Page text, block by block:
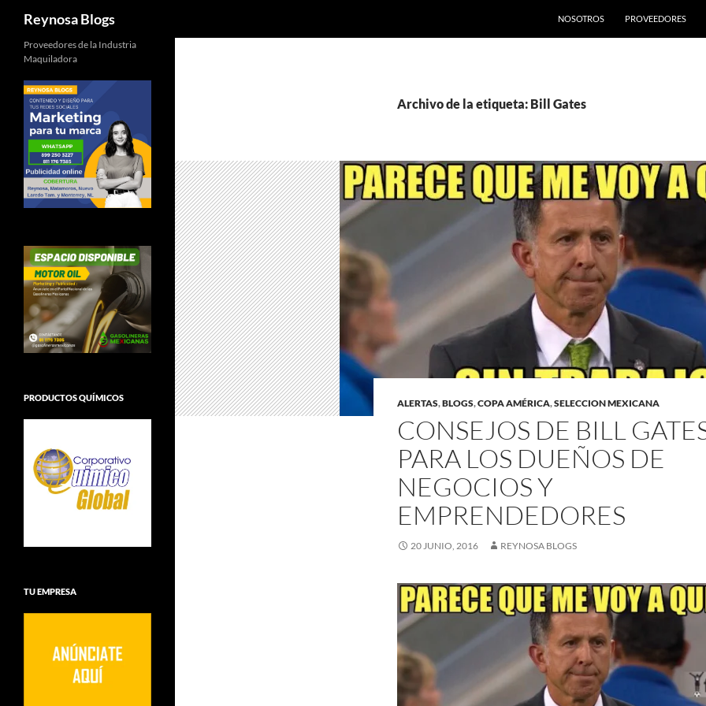
Reynosa Blogs
NOSOTROS
PROVEEDORES
Archivo de la etiqueta: Bill Gates
ALERTAS,BLOGS,COPA AMÉRICA,SELECCION MEXICANA
CONSEJOS DE BILL
PARA LOS DUEÑOS DE
NEGOCIOS Y
EMPRENDEDORES
20 JUNIO, 2016 REYNOSA BLOGS
Proveedores de la Industria
Maquiladora
PRODUCTOS QUÍMICOS
TU EMPRESA